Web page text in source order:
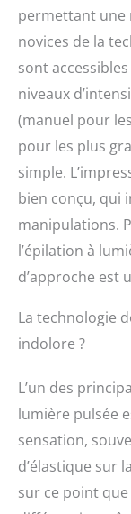
permettant une
novices de la
sont
niveaux
(manuel pour
pour les plus
simple.
bien conçu, qui
manipulations.
l’épilation à
d’approche est
La technologie
indolore ?
L’un des
lumière pulsée
sensation,
d’élastique sur
sur ce point